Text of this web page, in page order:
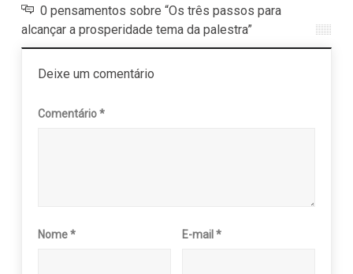
0 pensamentos sobre “Os três passos para
alcançar a prosperidade tema da palestra”
Deixe um comentário
Comentário*
Nome* E-mail*